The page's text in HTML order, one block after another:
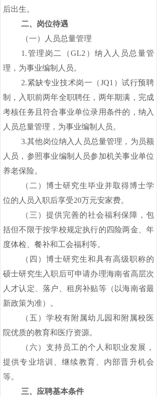
后出生。
二、岗位待遇
（一）人员总量管理
1.管理岗二（GL2）纳入人员总量管
理，为事业编制人员。
2.紧缺专业技术岗一（JQ1）试行预聘
制，入职前两年全职聘任，两年期满，完成
考核任务且符合事业单位录用条件的，纳入
人员总量管理，为事业编制人员。
3.其他岗位纳入人员总量管理，为员额
人员，参照事业编制人员参加机关事业单位
养老保险。
（二）博士研究生毕业并取得博士学
位的人员入职后享受20万元安家费。
（三）提供完善的社会福利保障，包
括但不限于按学校规定执行的四险两金、年
度体检、餐补和工会福利等。
（四）博士研究生和具有高级职称的
硕士研究生入职后可申请办理海南省高层次
人才认定、落户、租房补贴等（以海南省最
新政策为准）。
（五）学校有附属幼儿园和附属校医
院优质的教育和医疗资源。
（六）支持员工的个人和职业发展，
提供专业培训、继续教育、内部晋升机会
等。
三、应聘基本条件